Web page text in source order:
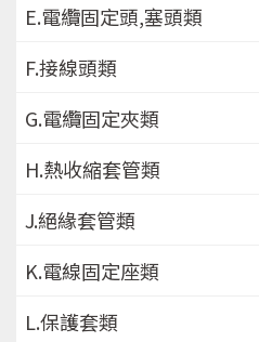
E.電纜固定頭,塞頭類
F.接線頭類
G.電纜固定夾類
H.熱收縮套管類
J.絕緣套管類
K.電線固定座類
L.保護套類